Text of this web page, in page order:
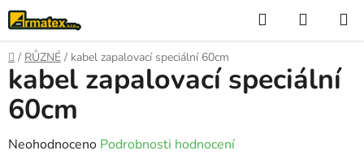
Přejít
na
obsah
Hledat
KOŠÍK
Domů
/ RŮZNÉ / kabel zapalovací speciální 60cm
kabel zapalovací speciální
60cm
Průměrné
Neohodnoceno Podrobnosti hodnocení